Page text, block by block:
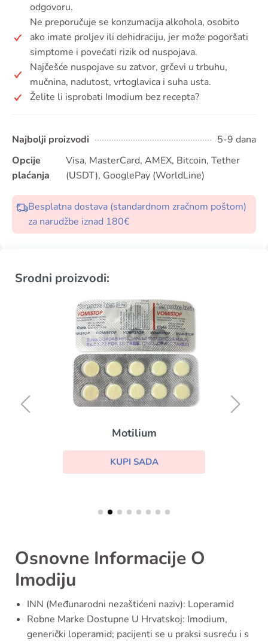
odgovoru.
Ne preporučuje se konzumacija alkohola, osobito
ako imate proljev ili dehidraciju, jer može pogoršati
simptome i povećati rizik od nuspojava.
Najčešće nuspojave su zatvor, grčevi u trbuhu,
mučnina, nadutost, vrtoglavica i suha usta.
Želite li isprobati Imodium bez recepta?
Najbolji proizvodi
5-9 dana
Opcije
plaćanja
Visa, MasterCard, AMEX, Bitcoin, Tether
(USDT), GooglePay (WorldLine)
Besplatna dostava (standardnom zračnom poštom)
za narudžbe iznad 180€
Srodni proizvodi:
Motilium
KUPI SADA
Osnovne Informacije O
Imodiju
INN (Međunarodni nezaštićeni naziv): Loperamid
Robne Marke Dostupne U Hrvatskoj: Imodium,
generički loperamid; pacijenti se u praksi susreću i s